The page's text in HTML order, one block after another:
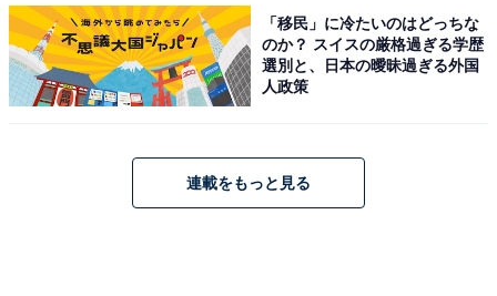
「移民」に冷たいのはどっちな
のか？ スイスの厳格過ぎる学歴
選別と、日本の曖昧過ぎる外国
人政策
連載をもっと見る